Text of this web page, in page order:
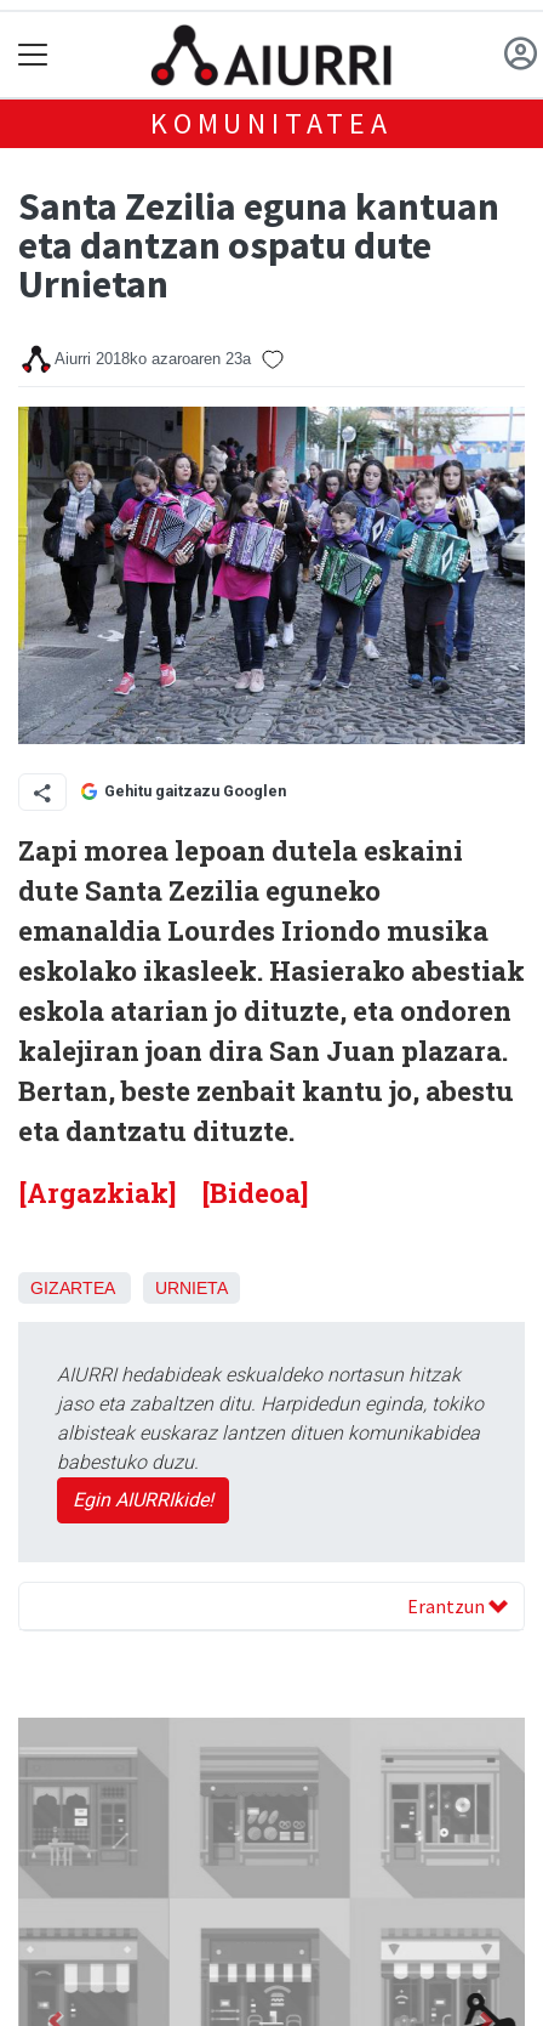
KOMUNITATEA
Santa Zezilia eguna kantuan
eta dantzan ospatu dute
Urnietan
Aiurri 2018ko azaroaren 23a
Gehitu gaitzazu Googlen
Zapi morea lepoan dutela eskaini
dute Santa Zezilia eguneko
emanaldia Lourdes Iriondo musika
eskolako ikasleek. Hasierako abestiak
eskola atarian jo dituzte, eta ondoren
kalejiran joan dira San Juan plazara.
Bertan, beste zenbait kantu jo, abestu
eta dantzatu dituzte.
[Argazkiak]
[Bideoa]
GIZARTEA URNIETA
AIURRI hedabideak eskualdeko nortasun hitzak
jaso eta zabaltzen ditu. Harpidedun eginda, tokiko
albisteak euskaraz lantzen dituen komunikabidea
babestuko duzu.
Egin AIURRIkide!
Erantzun
Previous Next